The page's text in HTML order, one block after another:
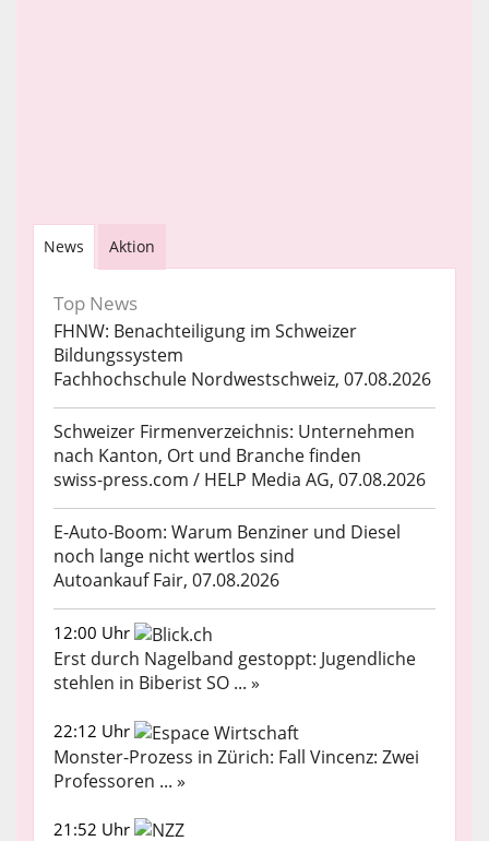
News Aktion
Top News
FHNW: Benachteiligung im Schweizer
Bildungssystem
Fachhochschule Nordwestschweiz, 07.08.2026
Schweizer Firmenverzeichnis: Unternehmen
nach Kanton, Ort und Branche finden
swiss-press.com / HELP Media AG, 07.08.2026
E-Auto-Boom: Warum Benziner und Diesel
noch lange nicht wertlos sind
Autoankauf Fair, 07.08.2026
12:00 Uhr
Erst durch Nagelband gestoppt: Jugendliche
stehlen in Biberist SO ... »
22:12 Uhr
Monster-Prozess in Zürich: Fall Vincenz: Zwei
Professoren ... »
21:52 Uhr